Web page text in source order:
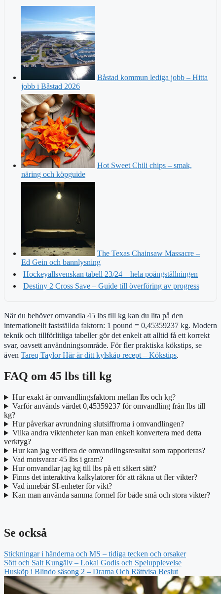
Båstad kommun lediga jobb – Hitta
jobb i Båstad 2026
Hot Sweet Chili chips – smak,
näring och köpguide
The Texas Chainsaw Massacre –
Ed Gein och bannlysning
Hockeyallsvenskan tabell 23/24 – hela poängställningen
Destiny 2 Cross Save – Guide till överföring av progress
När du behöver omvandla 45 lbs till kg kan du lita på den
internationellt fastställda faktorn: 1 pound = 0,45359237 kg. Modern
teknik och tillförlitliga tabeller gör det enkelt att alltid få ett korrekt
svar, oavsett användningsområde. För fler praktiska kökstips, se
även Tareq Taylor Här är ditt kylskåp recept – Kökstips.
FAQ om 45 lbs till kg
Hur exakt är omvandlingsfaktorn mellan lbs och kg?
Varför används värdet 0,45359237 för omvandling från lbs till
kg?
Hur påverkar avrundning slutsiffrorna i omvandlingen?
Vilka andra viktenheter kan man enkelt konvertera med detta
verktyg?
Hur kan jag verifiera de omvandlingsresultat som rapporteras?
Vad motsvarar 45 lbs i gram?
Hur omvandlar jag kg till lbs på ett säkert sätt?
Finns det interaktiva kalkylatorer för att räkna ut fler vikter?
Vad innebär SI-enheter för vikt?
Kan man använda samma formel för både små och stora vikter?
Se också
Stickningar i händerna och MS – tidiga tecken och orsaker
Sött och Salt Kungälv – Lokal Godis och Spelupplevelse
Husköp i Blindo säsong 2 – Drama Och Rättvisa Beslut